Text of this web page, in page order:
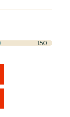
150